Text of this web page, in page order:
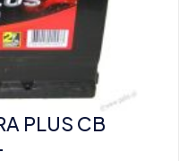
PLUS CB